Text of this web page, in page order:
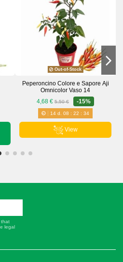
Out-of-Stock
Peperoncino Colore e Sapore Aji
Omnicolor Vaso 14
4,68 € 5,50 € -15%
14d. 08 : 22 : 34
View
that
legal